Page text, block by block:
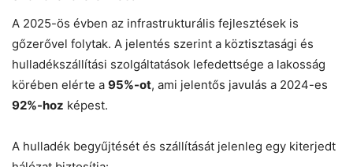
A 2025-ös évben az infrastrukturális fejlesztések is
gőzerővel folytak. A jelentés szerint a köztisztasági és
hulladékszállítási szolgáltatások lefedettsége a lakosság
körében elérte a 95%-ot, ami jelentős javulás a 2024-es
92%-hoz képest.
A hulladék begyűjtését és szállítását jelenleg egy kiterjedt